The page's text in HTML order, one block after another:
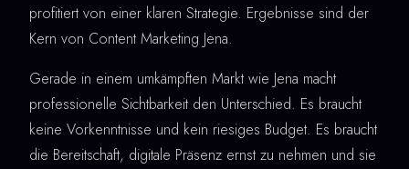
profitiert von einer klaren Strategie. Ergebnisse sind der
Kern von Content Marketing Jena.
Gerade in einem umkämpften Markt wie Jena macht
professionelle Sichtbarkeit den Unterschied. Es braucht
keine Vorkenntnisse und kein riesiges Budget. Es braucht
die Bereitschaft, digitale Präsenz ernst zu nehmen und sie